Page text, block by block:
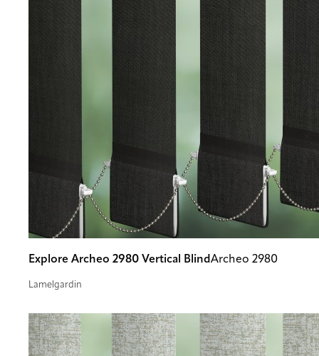
Explore Archeo 2980 Vertical BlindArcheo 2980
Lamelgardin